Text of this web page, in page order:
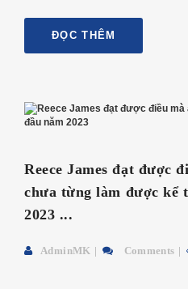
ĐỌC THÊM
Reece James đạt được
chưa từng làm được kể
2023 ...
AdminMK Comments